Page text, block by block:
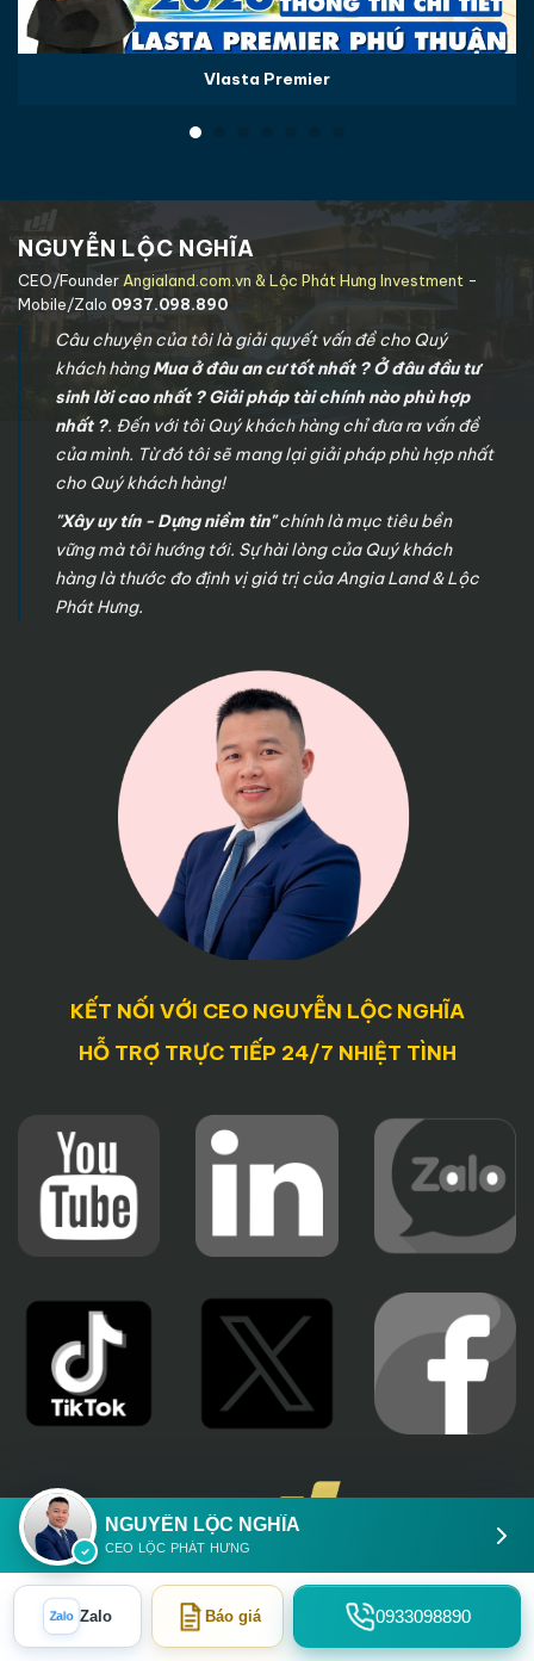
Vlasta Premier
NGUYỄN LỘC NGHĨA
CEO/Founder Angialand.com.vn & Lộc Phát Hưng Investment -
Mobile/Zalo 0937.098.890
Câu chuyện của tôi là giải quyết vấn đề cho Quý
khách hàngMua ở đâu an cư tốt nhất ? Ở đâu đầu tư
sinh lời cao nhất ? Giải pháp tài chính nào phù hợp
nhất ?. Đến với tôi Quý khách hàng chỉ đưa ra vấn đề
của mình. Từ đó tôi sẽ mang lại giải pháp phù hợp nhất
cho Quý khách hàng!
"Xây uy tín - Dựng niềm tin"chính là mục tiêu bền
vững mà tôi hướng tới. Sự hài lòng của Quý khách
hàng là thước đo định vị giá trị của Angia Land & Lộc
Phát Hưng.
KẾT NỐI VỚI CEO NGUYỄN LỘC NGHĨA
HỖ TRỢ TRỰC TIẾP 24/7 NHIỆT TÌNH
NGUYỄN LỘC NGHĨA
CEO LỘC PHÁT HƯNG
Zalo Zalo Báo giá 0933098890